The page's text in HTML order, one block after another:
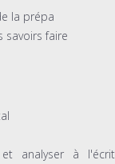
la prépa
savoirs faire
et analyser à l'écrit